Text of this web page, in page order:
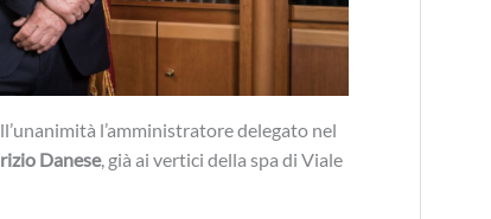
l’amministratore delegato nel
Danese, già ai vertici della spa di Viale